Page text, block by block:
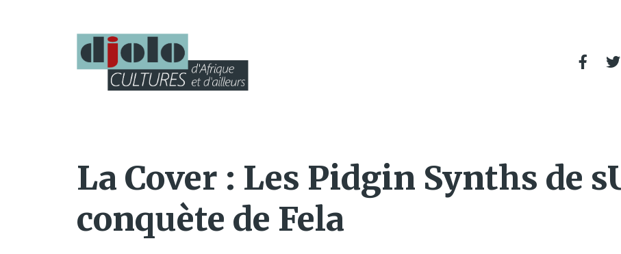
La Cover : Les Pidgin Synths de
conquète de Fela